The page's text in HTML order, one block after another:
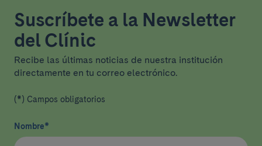
Suscríbete a la Newsletter
del Clínic
Recibe las últimas noticias de nuestra institución
directamente en tu correo electrónico.
(*) Campos obligatorios
Nombre*